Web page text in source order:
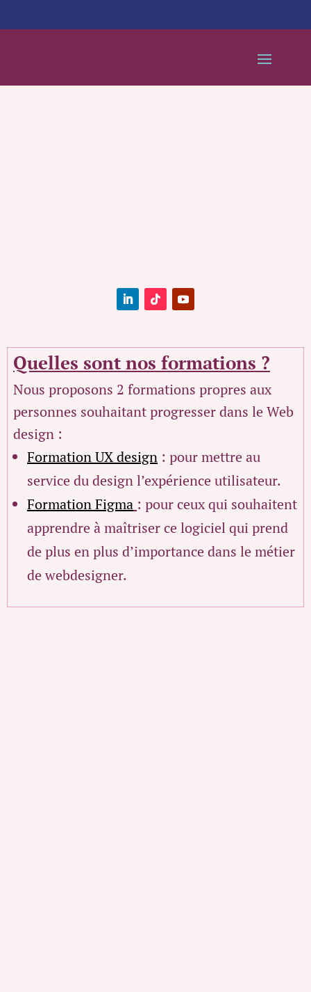
Quelles sont nos formations ?
Nous proposons 2 formations propres aux
personnes souhaitant progresser dans le Web
design :
Formation UX design : pour mettre au
service du design l’expérience utilisateur.
Formation Figma : pour ceux qui souhaitent
apprendre à maîtriser ce logiciel qui prend
de plus en plus d’importance dans le métier
de webdesigner.